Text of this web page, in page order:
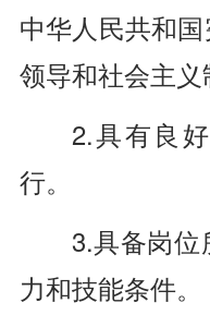
中华人民共和
领导和社会主义
2.具有良
行。
3.具备岗
力和技能条件。